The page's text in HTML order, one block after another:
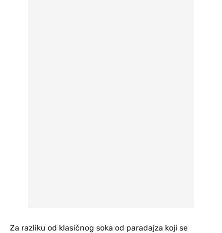
Za razliku od klasičnog soka od paradajza koji se